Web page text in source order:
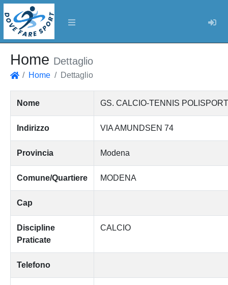
Home Dettaglio
Home Dettaglio
Nome GS. CALCIO-TENNIS
Indirizzo VIA AMUNDSEN 74
Provincia Modena
Comune/Quartiere MODENA
Cap
Discipline
Praticate
CALCIO
Telefono